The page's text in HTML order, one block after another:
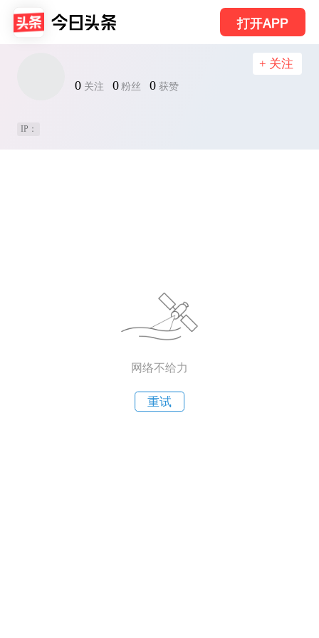
打开APP
0 关注 0 粉丝 0 获赞
+ 关注
IP：
网络不给力
重试